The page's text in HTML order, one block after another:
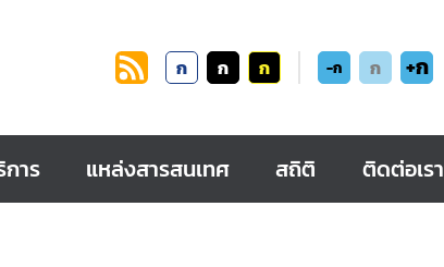
ก ก ก -ก ก +ก
าร แหล่งสารสนเทศ สถิติ ติดต่อเรา